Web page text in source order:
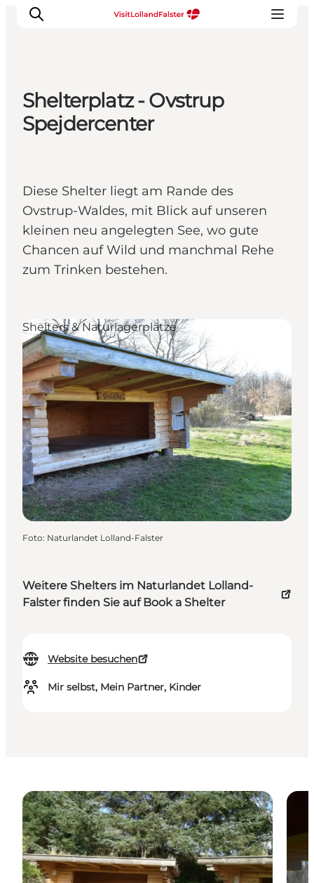
Natur und Outdoor
Familienurlaub
Urlaubsplaner
Shelterplatz - Ovstrup
Spejdercenter
Diese Shelter liegt am Rande des
Ovstrup-Waldes, mit Blick auf unseren
kleinen neu angelegten See, wo gute
Chancen auf Wild und manchmal Rehe
zum Trinken bestehen.
Weitere Shelters im Naturlandet Lolland-
Falster finden Sie auf Book a Shelter
Website besuchen
Mir selbst, Mein Partner, Kinder
Shelters & Naturlagerplätze
Foto: Naturlandet Lolland-Falster